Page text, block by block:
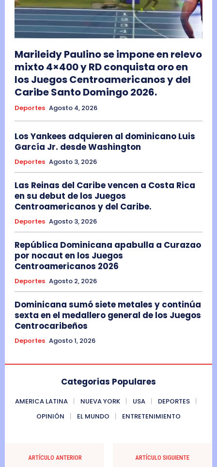
Marileidy Paulino se impone en relevo
mixto 4×400 y RD conquista oro en
los Juegos Centroamericanos y del
Caribe Santo Domingo 2026.
Deportes Agosto 4, 2026
Los Yankees adquieren al dominicano Luis
García Jr. desde Washington
Deportes Agosto 3, 2026
Las Reinas del Caribe vencen a Costa Rica
en su debut de los Juegos
Centroamericanos y del Caribe.
Deportes Agosto 3, 2026
República Dominicana apabulla a Curazao
por nocaut en los Juegos
Centroamericanos 2026
Deportes Agosto 2, 2026
Dominicana sumó siete metales y continúa
sexta en el medallero general de los Juegos
Centrocaribeños
Deportes Agosto 1, 2026
Categorias Populares
AMERICA LATINA NUEVA YORK USA
DEPORTES
OPINIÓN
EL MUNDO ENTRETENIMIENTO
ARTÍCULO ANTERIOR ARTÍCULO SIGUIENTE